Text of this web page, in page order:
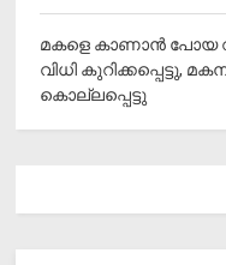
മകളെ കാണാന്‍ പോയ
വിധി കുറിക്കപ്പെട്ടു,
കൊല്ലപ്പെട്ടു